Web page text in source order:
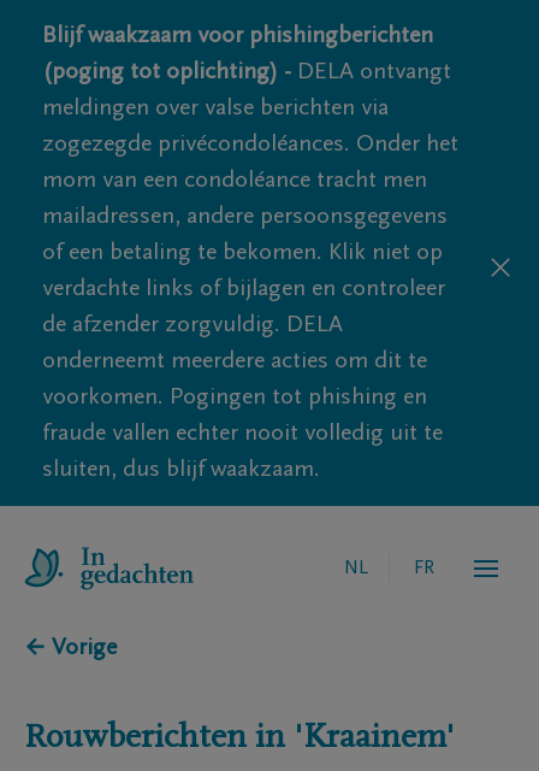
Blijf waakzaam voor phishingberichten
(poging tot oplichting) - DELA ontvangt
meldingen over valse berichten via
zogezegde privécondoléances. Onder het
mom van een condoléance tracht men
mailadressen, andere persoonsgegevens
of een betaling te bekomen. Klik niet op
verdachte links of bijlagen en controleer
de afzender zorgvuldig. DELA
onderneemt meerdere acties om dit te
voorkomen. Pogingen tot phishing en
fraude vallen echter nooit volledig uit te
sluiten, dus blijf waakzaam.
NL FR
← Vorige
Rouwberichten in 'Kraainem'